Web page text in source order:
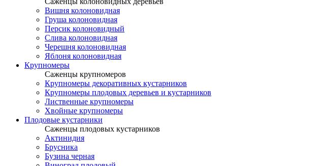
Вишня колоновидная
Груша колоновидная
Персик колоновидный
Слива колоновидная
Черешня колоновидная
Яблоня колоновидная
Крупномеры
Саженцы крупномеров
Крупномеры декоративных кустарников
Крупномеры плодовых деревьев и кустарников
Лиственные крупномеры
Хвойные крупномеры
Плодовые кустарники
Саженцы плодовых кустарников
Актинидия
Брусника
Бузина черная